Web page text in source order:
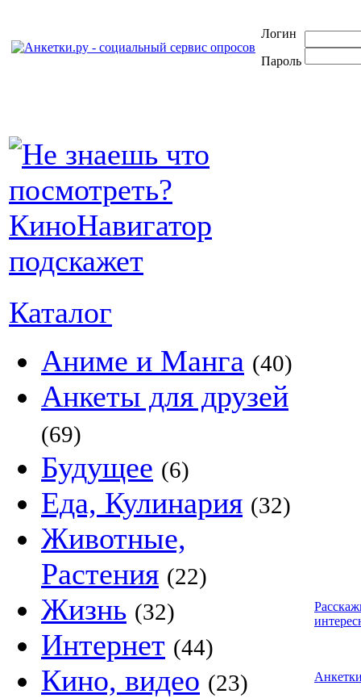
Логин
Пароль
Каталог
Аниме и Манга (40)
Анкеты для друзей
(69)
Будущее (6)
Еда, Кулинария (32)
Животные,
Растения (22)
Жизнь (32)
Интернет (44)
Кино, видео (23)